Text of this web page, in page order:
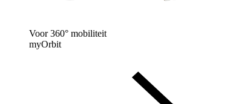
Voor 360° mobiliteit
myOrbit